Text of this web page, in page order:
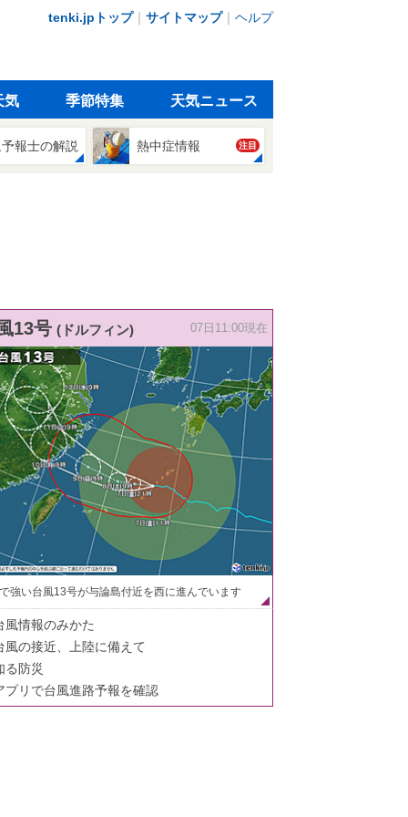
tenki.jpトップ｜ サイトマップ｜ ヘルプ
気 季節特集 天気ニュース
報士の解説 熱中症情報 注目
13号 (ドルフィン) 07日11:00現在
強い台風13号が与論島付近を西に進んでいます
風情報のみかた
風の接近、上陸に備えて
る防災
プリで台風進路予報を確認